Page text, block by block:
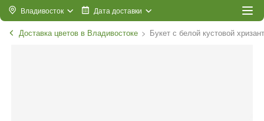
Владивосток Дата доставки
Доставка цветов в Владивостоке Букет с белой кустовой